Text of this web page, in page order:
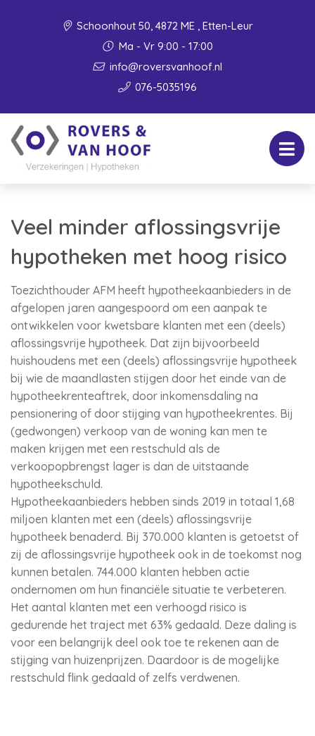
Schoonhout 50, 4872 ME , Etten-Leur
Ma - Vr 9:00 - 17:00
info@roversvanhoof.nl
076-5035196
Veel minder aflossingsvrije
hypotheken met hoog risico
Toezichthouder AFM heeft hypotheekaanbieders in de
afgelopen jaren aangespoord om een aanpak te
ontwikkelen voor kwetsbare klanten met een (deels)
aflossingsvrije hypotheek. Dat zijn bijvoorbeeld
huishoudens met een (deels) aflossingsvrije hypotheek
bij wie de maandlasten stijgen door het einde van de
hypotheekrenteaftrek, door inkomensdaling na
pensionering of door stijging van hypotheekrentes. Bij
(gedwongen) verkoop van de woning kan men te
maken krijgen met een restschuld als de
verkoopopbrengst lager is dan de uitstaande
hypotheekschuld.
Hypotheekaanbieders hebben sinds 2019 in totaal 1,68
miljoen klanten met een (deels) aflossingsvrije
hypotheek benaderd. Bij 370.000 klanten is getoetst of
zij de aflossingsvrije hypotheek ook in de toekomst nog
kunnen betalen. 744.000 klanten hebben actie
ondernomen om hun financiële situatie te verbeteren.
Het aantal klanten met een verhoogd risico is
gedurende het traject met 63% gedaald. Deze daling is
voor een belangrijk deel ook toe te rekenen aan de
stijging van huizenprijzen. Daardoor is de mogelijke
restschuld flink gedaald of zelfs verdwenen.